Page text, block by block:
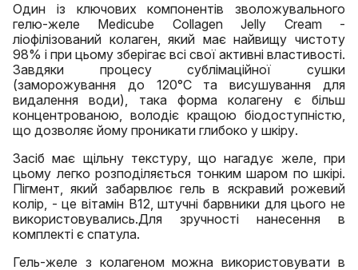
Один із ключових компонентів зволожувального
гелю-желе Medicube Collagen Jelly Cream -
ліофілізований колаген, який має найвищу чистоту
98% і при цьому зберігає всі свої активні властивості.
Завдяки процесу сублімаційної сушки
(заморожування до 120°С та висушування для
видалення води), така форма колагену є більш
концентрованою, володіє кращою біодоступністю,
що дозволяє йому проникати глибоко у шкіру.
Засіб має щільну текстуру, що нагадує желе, при
цьому легко розподіляється тонким шаром по шкірі.
Пігмент, який забарвлює гель в яскравий рожевий
колір, - це вітамін В12, штучні барвники для цього не
використовувались.Для зручності нанесення в
комплекті є спатула.
Гель-желе з колагеном можна використовувати в